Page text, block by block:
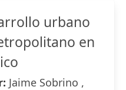
urbano
en
Jaime Sobrino ,